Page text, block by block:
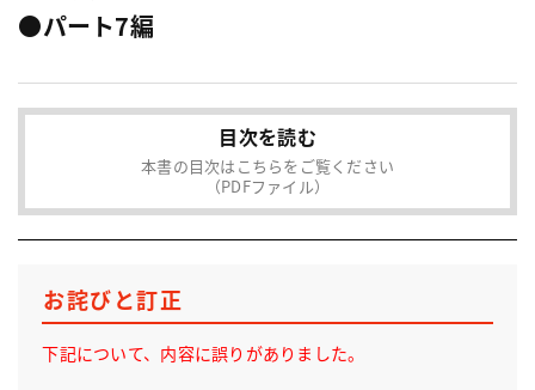
●パート7編
目次を読む
本書の目次はこちらをご覧ください
（PDFファイル）
お詫びと訂正
下記について、内容に誤りがありました。